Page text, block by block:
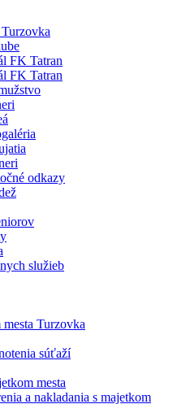
FK Tatran
FK Tatran
odkazy
služieb
Turzovka
súťaží
mesta
a nakladania s majetkom